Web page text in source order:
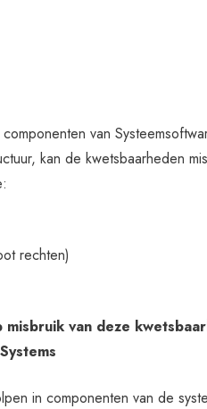
van
kan de kwetsbaarheden
rechten)
van deze
in componenten van de